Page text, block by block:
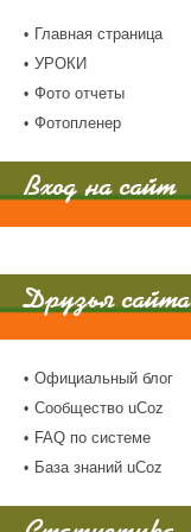
Главная страница
УРОКИ
Фото отчеты
Фотопленер
Вход на сайт
Друзья сайта
Официальный блог
Сообщество uCoz
FAQ по системе
База знаний uCoz